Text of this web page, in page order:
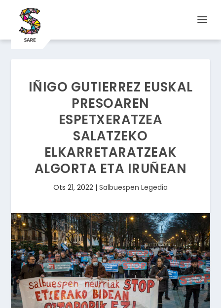
IÑIGO GUTIERREZ EUSKAL
PRESOAREN
ESPETXERATZEA
SALATZEKO
ELKARRETARATZEAK
ALGORTA ETA IRUÑEAN
Ots 21, 2022 | Salbuespen Legedia